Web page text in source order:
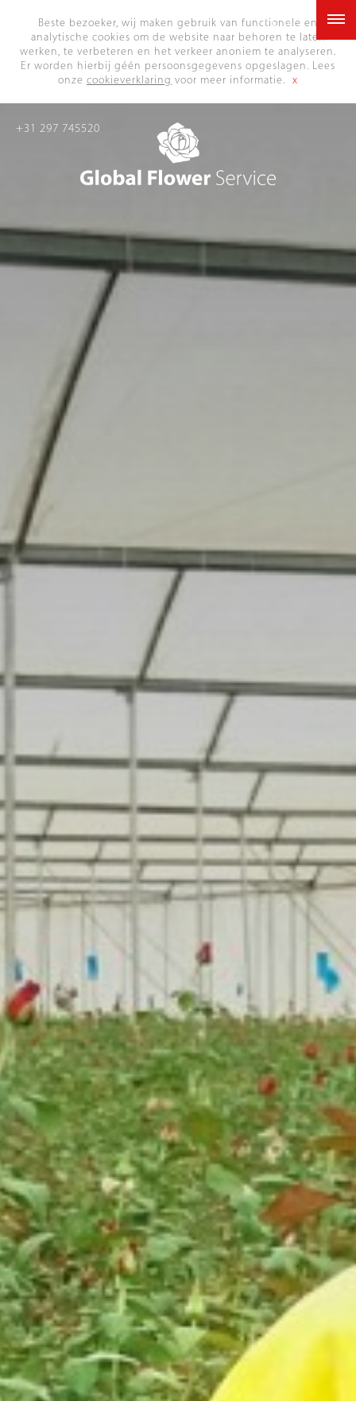
Beste bezoeker, wij maken gebruik van functionele en
analytische cookies om de website naar behoren te laten
werken, te verbeteren en het verkeer anoniem te analyseren.
Er worden hierbij géén persoonsgegevens opgeslagen. Lees
onze cookieverklaring voor meer informatie. x
NL
+31 297 745520